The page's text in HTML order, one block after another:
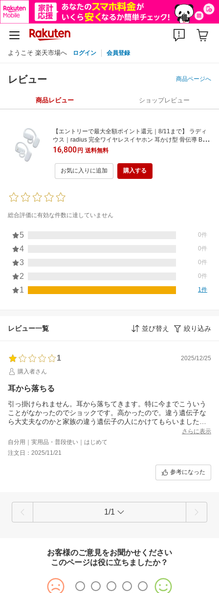
ようこそ 楽天市場へ ログイン 会員登録
レビュー 商品ページへ
商品レビュー ショップレビュー
【エントリーで最大全額ポイント還元｜8/11まで】 ラディ
ウス｜radius 完全ワイヤレスイヤホン 耳かけ型 骨伝導 Beet
hoven ブルーグレー HP-B100BTBG [ワイヤレス(左右分離) /
オープンイヤー型 /Bluetooth対応]
16,800円 送料無料
お気に入りに追加 購入する
総合評価に有効な件数に達していません
5 0件
4 0件
3 0件
2 0件
1 1件
レビュー一覧 並び替え 絞り込み
1
2025/12/25
購入者さん
耳から落ちる
引っ掛けられません。耳から落ちてきます。特に今までこういう
ことがなかったのでショックです。高かったので。違う遺伝子な
ら大丈夫なのかと家族の違う遺伝子の人にかけてもらいました
さらに表示
自分用｜実用品・普段使い｜はじめて
注文日：2025/11/21
参考になった
1/1
お客様のご意見をお聞かせください
このページは役に立ちましたか？